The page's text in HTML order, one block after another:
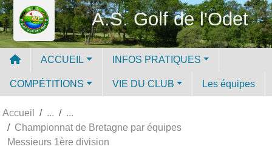
A.S. Golf de l'Odet
ACCUEIL INFOS PRATIQUES
COMPÉTITIONS VIE DU CLUB Les équipes
Accueil
Championnat de Bretagne par équipes
Messieurs 1ère division
Panneau de gestion des cookies